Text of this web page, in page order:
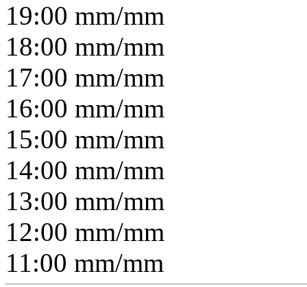
19:00 mm/mm
18:00 mm/mm
17:00 mm/mm
16:00 mm/mm
15:00 mm/mm
14:00 mm/mm
13:00 mm/mm
12:00 mm/mm
11:00 mm/mm